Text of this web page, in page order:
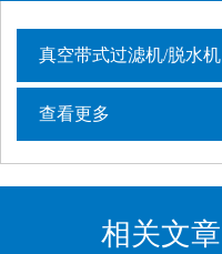
真空带式过滤机/脱水机
查看更多
相关文章